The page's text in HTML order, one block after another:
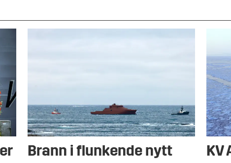
Brann i flunkende nytt
KV